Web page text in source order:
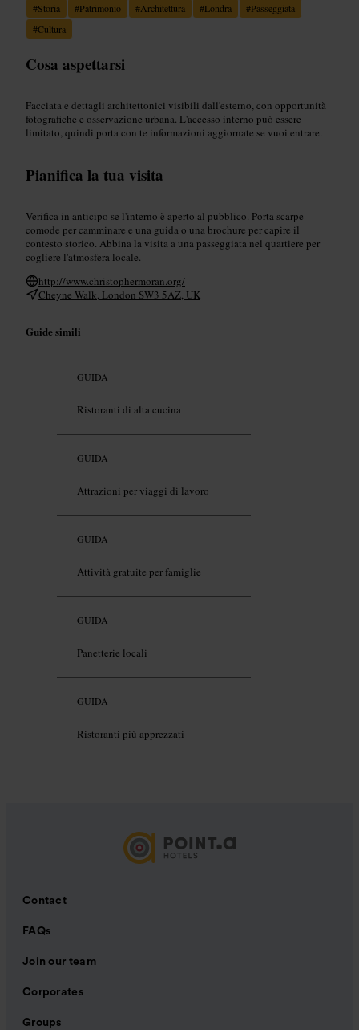
#Storia #Patrimonio #Architettura #Londra #Passeggiata
#Cultura
Cosa aspettarsi
Facciata e dettagli architettonici visibili dall'esterno, con opportunità
fotografiche e osservazione urbana. L'accesso interno può essere
limitato, quindi porta con te informazioni aggiornate se vuoi entrare.
Pianifica la tua visita
Verifica in anticipo se l'interno è aperto al pubblico. Porta scarpe
comode per camminare e una guida o una brochure per capire il
contesto storico. Abbina la visita a una passeggiata nel quartiere per
cogliere l'atmosfera locale.
http://www.christophermoran.org/
Cheyne Walk, London SW3 5AZ, UK
Guide simili
GUIDA
Ristoranti di alta cucina
GUIDA
Attrazioni per viaggi di lavoro
GUIDA
Attività gratuite per famiglie
GUIDA
Panetterie locali
GUIDA
Ristoranti più apprezzati
Contact
FAQs
Join our team
Corporates
Groups